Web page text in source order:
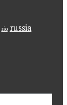
rio russia